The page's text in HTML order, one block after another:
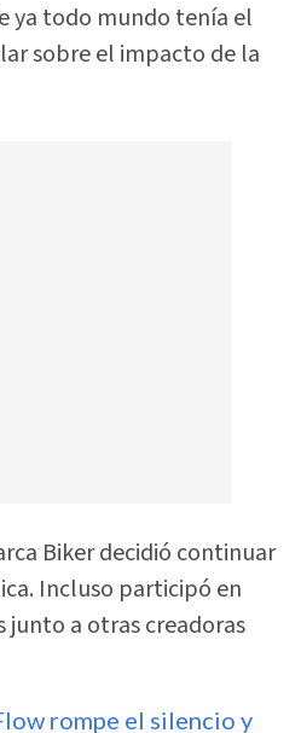
ya todo mundo tenía el
sobre el impacto de la
Biker decidió continuar
Incluso participó en
junto a otras creadoras
rompe el silencio y